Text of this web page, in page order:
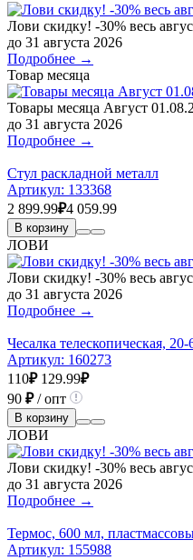
Лови скидку! -30% весь
до 31 августа 2026
Подробнее →
Товар месяца
Товары месяца Август
до 31 августа 2026
Подробнее →
Стул раскладной металл
Артикул: 133368
2 899.99₽4 059.99
В корзину
ЛОВИ
Лови скидку! -30% весь
до 31 августа 2026
Подробнее →
Чесалка телескопическая,
Артикул: 160273
110₽ 129.99₽
90 ₽/ опт
В корзину
ЛОВИ
Лови скидку! -30% весь
до 31 августа 2026
Подробнее →
Термос, 600 мл,
Артикул: 155988